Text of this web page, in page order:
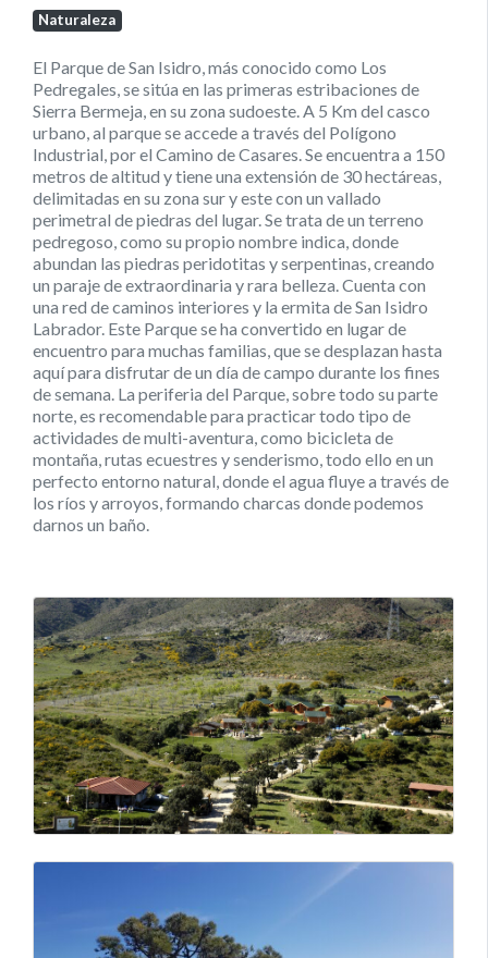
Naturaleza
El Parque de San Isidro, más conocido como Los
Pedregales, se sitúa en las primeras estribaciones de
Sierra Bermeja, en su zona sudoeste. A 5 Km del casco
urbano, al parque se accede a través del Polígono
Industrial, por el Camino de Casares. Se encuentra a 150
metros de altitud y tiene una extensión de 30 hectáreas,
delimitadas en su zona sur y este con un vallado
perimetral de piedras del lugar. Se trata de un terreno
pedregoso, como su propio nombre indica, donde
abundan las piedras peridotitas y serpentinas, creando
un paraje de extraordinaria y rara belleza. Cuenta con
una red de caminos interiores y la ermita de San Isidro
Labrador. Este Parque se ha convertido en lugar de
encuentro para muchas familias, que se desplazan hasta
aquí para disfrutar de un día de campo durante los fines
de semana. La periferia del Parque, sobre todo su parte
norte, es recomendable para practicar todo tipo de
actividades de multi-aventura, como bicicleta de
montaña, rutas ecuestres y senderismo, todo ello en un
perfecto entorno natural, donde el agua fluye a través de
los ríos y arroyos, formando charcas donde podemos
darnos un baño.